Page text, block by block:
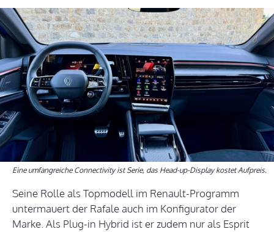
Eine umfangreiche Connectivity ist Serie, das Head-up-Display kostet Aufpreis.
Seine Rolle als Topmodell im Renault-Programm
untermauert der Rafale auch im Konfigurator der
Marke. Als Plug-in Hybrid ist er zudem nur als Esprit